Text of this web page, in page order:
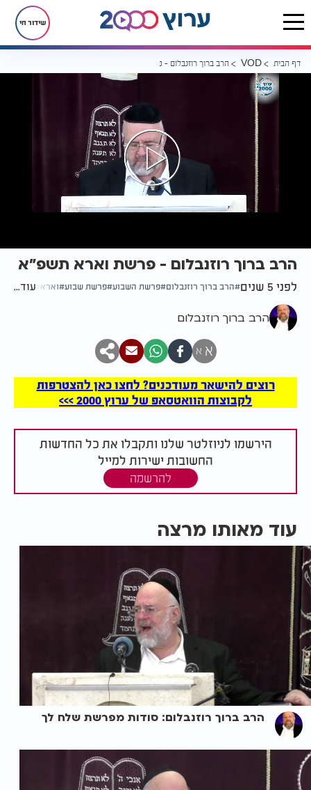
שידור חי
דף הבית VOD הרב ברוך רוזנבלום - פרשת וארא תשפ"א
הרב ברוך רוזנבלום - פרשת וארא תשפ"א
לפני 5 שנים הרב ברוך רוזנבלום פרשת השבוע פרשת שבוע וארא פרשת
עוד...
הרב ברוך רוזנבלום
א א
רוצים להישאר מעודכנים? לחצו כאן להצטרפות
לקבוצות הוואטסאפ של ערוץ 2000 >>>
הירשמו לניוזלטר שלנו ותקבלו את כל החדשות
החשובות ישירות למייל
להרשמה
עוד מאותו מרצה
הרב ברוך רוזנבלום: סודות מפרשת שלח לך